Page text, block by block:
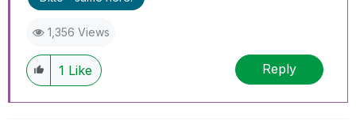
1,356 Views
1 Like Reply